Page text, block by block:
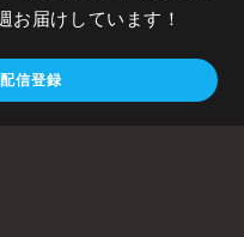
お届けしています！
信登録